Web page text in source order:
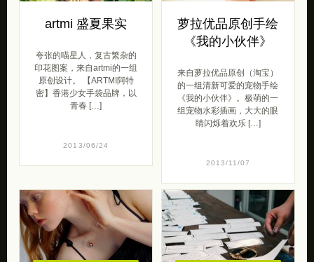
artmi 盛夏果实
夸张的喵星人，复古繁杂的
印花图案，来自artmi的一组
原创设计。 【ARTMI阿特
密】香港少女手袋品牌，以
青春 […]
2013/06/24
萝拉优品原创手绘
《我的小伙伴》
来自萝拉优品原创（淘宝）
的一组清新可爱的宠物手绘
《我的小伙伴》。极萌的一
组宠物水彩插画，大大的眼
睛闪烁着欢乐 […]
2013/11/07